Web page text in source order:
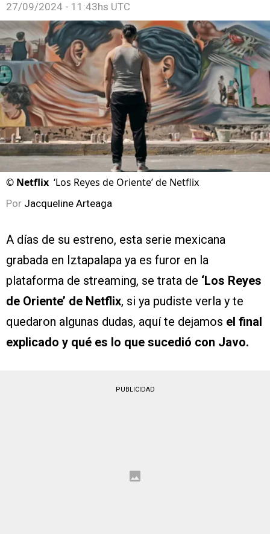
27/09/2024 - 11:43hs UTC
© Netflix ‘Los Reyes de Oriente’ de Netflix
Por Jacqueline Arteaga
A días de su estreno, esta serie mexicana
grabada en Iztapalapa ya es furor en la
plataforma de streaming, se trata de ‘Los Reyes
de Oriente’ de Netflix, si ya pudiste verla y te
quedaron algunas dudas, aquí te dejamos el final
explicado y qué es lo que sucedió con Javo.
PUBLICIDAD